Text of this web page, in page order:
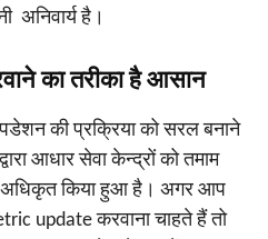
अनिवार्य है।
का तरीका है आसान
की प्रक्रिया को सरल बनाने
आधार सेवा केन्द्रों को तमाम
अधिकृत किया हुआ है। अगर आप
update करवाना चाहते हैं तो